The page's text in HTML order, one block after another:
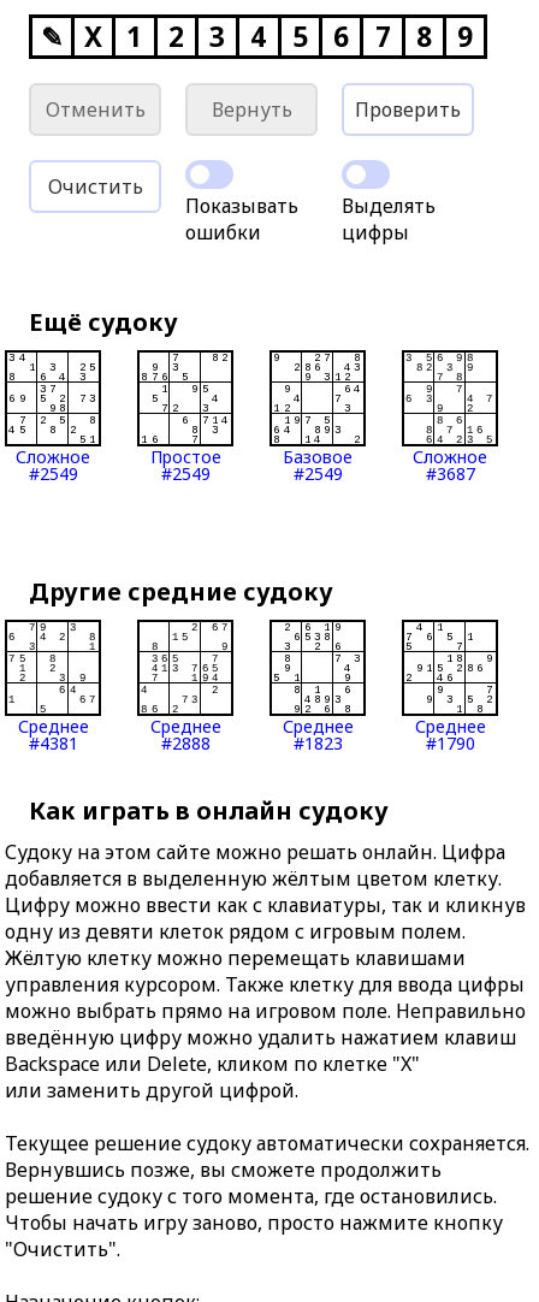
✎ X 1 2 3 4 5 6 7 8 9
Отменить Вернуть Проверить
Очистить
Показывать
ошибки
Выделять
цифры
Ещё судоку
Сложное
#2549
Простое
#2549
Базовое
#2549
Сложное
#3687
Другие средние судоку
Среднее
#4381
Среднее
#2888
Среднее
#1823
Среднее
#1790
Как играть в онлайн судоку
Судоку на этом сайте можно решать онлайн. Цифра
добавляется в выделенную жёлтым цветом клетку.
Цифру можно ввести как с клавиатуры, так и кликнув
одну из девяти клеток рядом с игровым полем.
Жёлтую клетку можно перемещать клавишами
управления курсором. Также клетку для ввода цифры
можно выбрать прямо на игровом поле. Неправильно
введённую цифру можно удалить нажатием клавиш
Backspace или Delete, кликом по клетке "X"
или заменить другой цифрой.
Текущее решение судоку автоматически сохраняется.
Вернувшись позже, вы сможете продолжить
решение судоку с того момента, где остановились.
Чтобы начать игру заново, просто нажмите кнопку
"Очистить".